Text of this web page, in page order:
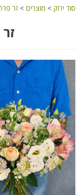
סוד ירוק > מוצרים > זר